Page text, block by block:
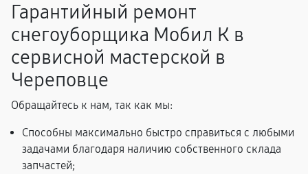
Гарантийный ремонт
снегоуборщика Мобил К в
сервисной мастерской в
Череповце
Обращайтесь к нам, так как мы:
Способны максимально быстро справиться с любыми
задачами благодаря наличию собственного склада
запчастей;